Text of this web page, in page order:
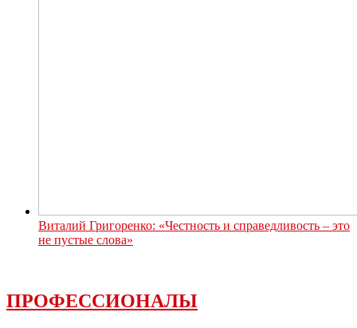
Виталий Григоренко: «Честность и справедливость – это
не пустые слова»
ПРОФЕССИОНАЛЫ